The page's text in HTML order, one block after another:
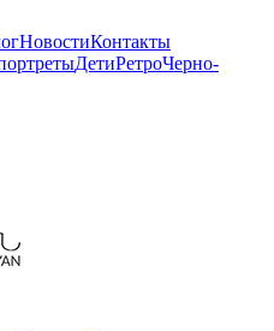
НовостиКонтакты
ДетиРетроЧерно-